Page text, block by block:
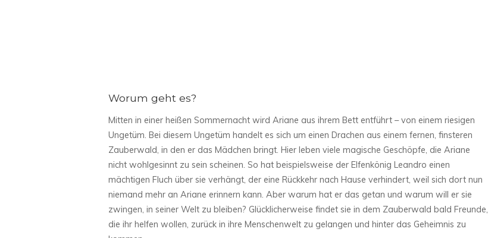
Worum geht es?
Mitten in einer heißen Sommernacht wird Ariane aus ihrem Bett entführt – von einem riesigen
Ungetüm. Bei diesem Ungetüm handelt es sich um einen Drachen aus einem fernen, finsteren
Zauberwald, in den er das Mädchen bringt. Hier leben viele magische Geschöpfe, die Ariane
nicht wohlgesinnt zu sein scheinen. So hat beispielsweise der Elfenkönig Leandro einen
mächtigen Fluch über sie verhängt, der eine Rückkehr nach Hause verhindert, weil sich dort nun
niemand mehr an Ariane erinnern kann. Aber warum hat er das getan und warum will er sie
zwingen, in seiner Welt zu bleiben? Glücklicherweise findet sie in dem Zauberwald bald Freunde,
die ihr helfen wollen, zurück in ihre Menschenwelt zu gelangen und hinter das Geheimnis zu